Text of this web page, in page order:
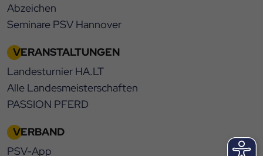
Abzeichen
Seminare PSV Hannover
VERANSTALTUNGEN
Landesturnier HA.LT
Alle Landesmeisterschaften
PASSION PFERD
VERBAND
PSV-App